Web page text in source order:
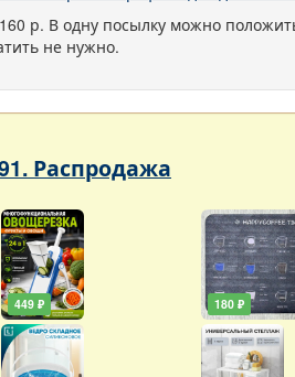
р. В одну посылку можно
не нужно.
Распродажа
449 ₽ 180 ₽